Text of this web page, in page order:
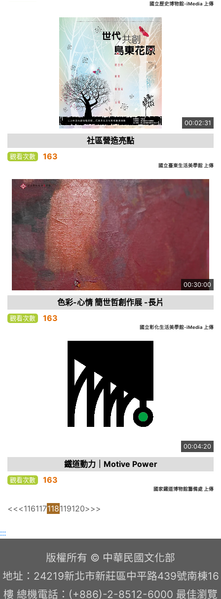
國立歷史博物館-iMedia 上傳
00:02:31
社區營造亮點
觀看次數 163
國立臺東生活美學館 上傳
00:30:00
色彩-心情 簡世哲創作展 -長片
觀看次數 163
國立彰化生活美學館-iMedia 上傳
00:04:20
鐵道動力｜Motive Power
觀看次數 163
國家鐵道博物館籌備處 上傳
<<<116117118119120>>>
:::
版權所有 © 中華民國文化部
地址：24219新北市新莊區中平路439號南棟16
樓 總機電話：(+886)-2-8512-6000 最佳瀏覽